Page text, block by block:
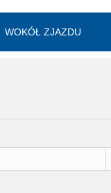
WOKÓŁ ZJAZDU